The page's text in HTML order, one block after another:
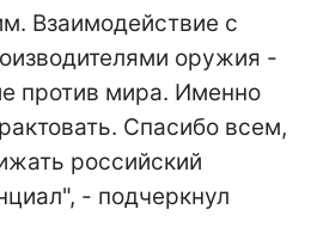
Взаимодействие с
оружия -
против мира. Именно
Спасибо всем,
российский
- подчеркнул